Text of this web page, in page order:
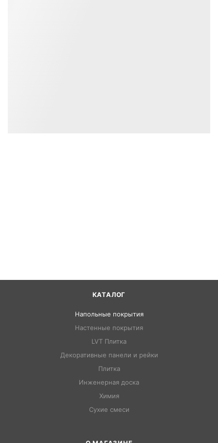
КАТАЛОГ
Напольные покрытия
Настенные покрытия
LVT Плитка
Декоративные панели и рейки
Плитка
Инженерная доска
Химия
Сухие смеси